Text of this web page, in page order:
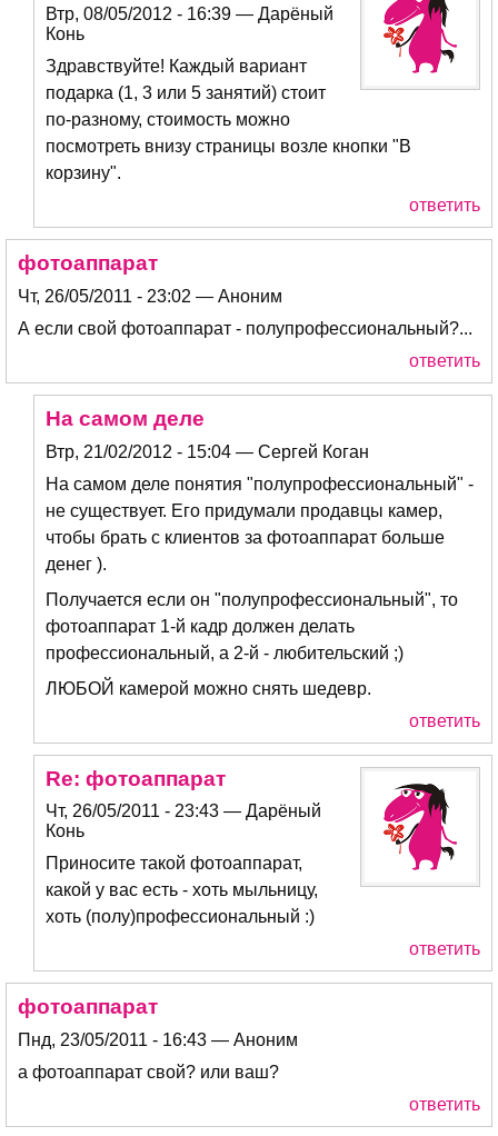
Втр, 08/05/2012 - 16:39 — Дарёный
Конь
Здравствуйте! Каждый вариант
подарка (1, 3 или 5 занятий) стоит
по-разному, стоимость можно
посмотреть внизу страницы возле кнопки "В
корзину".
ответить
фотоаппарат
Чт, 26/05/2011 - 23:02 — Аноним
А если свой фотоаппарат - полупрофессиональный?...
ответить
На самом деле
Втр, 21/02/2012 - 15:04 — Сергей Коган
На самом деле понятия "полупрофессиональный" -
не существует. Его придумали продавцы камер,
чтобы брать с клиентов за фотоаппарат больше
денег ).
Получается если он "полупрофессиональный", то
фотоаппарат 1-й кадр должен делать
профессиональный, а 2-й - любительский ;)
ЛЮБОЙ камерой можно снять шедевр.
ответить
Re: фотоаппарат
Чт, 26/05/2011 - 23:43 — Дарёный
Конь
Приносите такой фотоаппарат,
какой у вас есть - хоть мыльницу,
хоть (полу)профессиональный :)
ответить
фотоаппарат
Пнд, 23/05/2011 - 16:43 — Аноним
а фотоаппарат свой? или ваш?
ответить